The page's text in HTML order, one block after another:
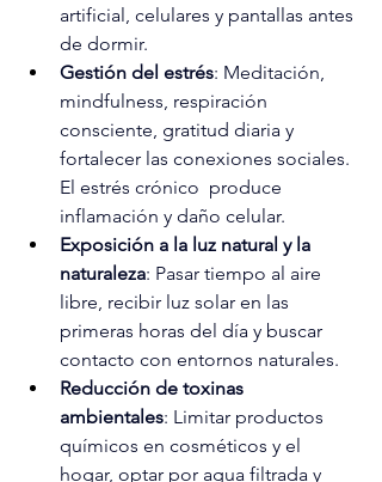
artificial, celulares y pantallas antes
de dormir.
Gestión del estrés: Meditación,
mindfulness, respiración
consciente, gratitud diaria y
fortalecer las conexiones sociales.
El estrés crónico  produce
inflamación y daño celular.
Exposición a la luz natural y la
naturaleza: Pasar tiempo al aire
libre, recibir luz solar en las
primeras horas del día y buscar
contacto con entornos naturales.
Reducción de toxinas
ambientales: Limitar productos
químicos en cosméticos y el
hogar, optar por agua filtrada y